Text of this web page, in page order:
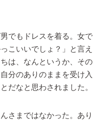
でもドレスを着る。女で
こいいでしょ？」と言え
は、なんというか、その
分のありのままを受け入
だなと思わされました。
さまではなかった。あり